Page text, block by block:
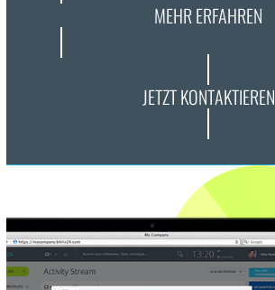
MEHR ERFAHREN
JETZT KONTAKTIEREN